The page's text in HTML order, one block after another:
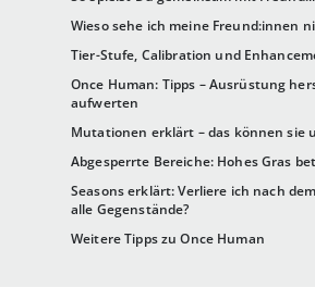
Wieso sehe ich meine Freund:innen
Tier-Stufe, Calibration und
Once Human: Tipps – Ausrüstung
aufwerten
Mutationen erklärt – das können sie
Abgesperrte Bereiche: Hohes Gras
Seasons erklärt: Verliere ich nach
alle Gegenstände?
Weitere Tipps zu Once Human